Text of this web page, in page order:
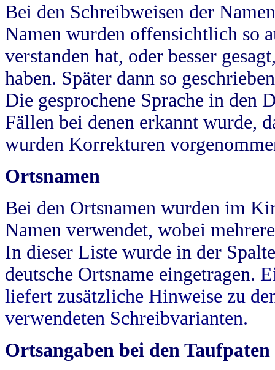
Bei den Schreibweisen der
Namen wurden offensichtlich so
verstanden hat, oder besser
haben. Später dann so
Die gesprochene Sprache in
Fällen bei denen erkannt wurde,
wurden Korrekturen
Ortsnamen
Bei den Ortsnamen wurden im
Namen verwendet, wobei
In dieser Liste wurde in der
deutsche Ortsname eingetragen.
liefert zusätzliche Hinweise zu
verwendeten Schreibvarianten.
Ortsangaben bei den Taufpaten